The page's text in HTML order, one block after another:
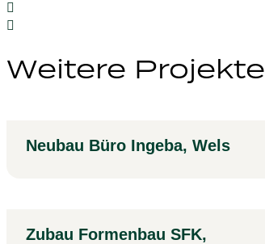
Weitere Projekte
Neubau Büro Ingeba, Wels
Zubau Formenbau SFK,